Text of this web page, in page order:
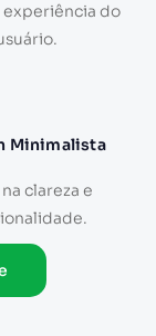
experiência do
Minimalista
clareza e